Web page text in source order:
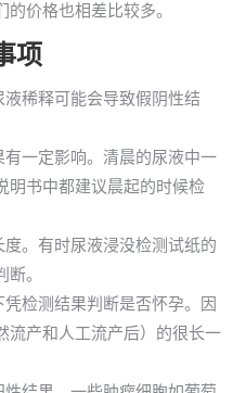
价格也相差比较多。
项
稀释可能会导致假阴性结
一定影响。清晨的尿液中一
明书中都建议晨起的时候检
。有时尿液浸没检测试纸的
。
检测结果判断是否怀孕。因
流产和人工流产后）的很长一